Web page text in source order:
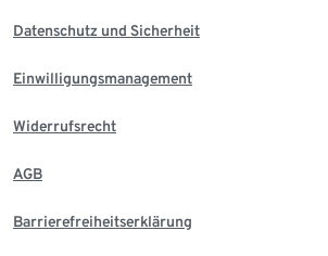
Datenschutz und Sicherheit
Einwilligungsmanagement
Widerrufsrecht
AGB
Barrierefreiheitserklärung